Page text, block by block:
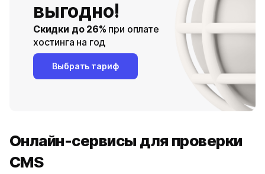
выгодно!
Скидки до 26% при оплате
хостинга на год
Выбрать тариф
Онлайн-сервисы для проверки
CMS